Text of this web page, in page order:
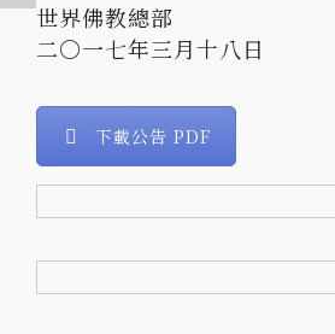
世界佛教總部
二〇一七年三月十八日
下載公告 PDF